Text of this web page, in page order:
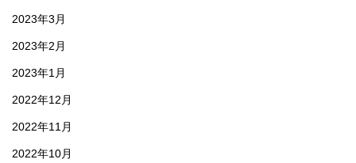
2023年3月
2023年2月
2023年1月
2022年12月
2022年11月
2022年10月